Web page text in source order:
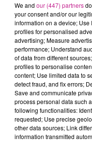
Retrouvez les 68 news
Colmar et Burnhaupt-le-
Rhin
We and our (447) partners
your consent and/or our
information on a device;
profiles for personalised
advertising; Measure
performance; Understand
of data from different
profiles to personalise
content; Use limited data to
detect fraud, and fix errors;
Save and communicate
process personal data such
following functionalities:
requested; Use precise
other data sources; Link
information transmitted